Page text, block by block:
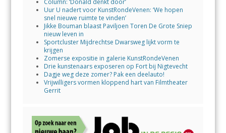
Column: ‘Donald denkt door’
Uur U nadert voor KunstRondeVenen: ‘We hopen
snel nieuwe ruimte te vinden’
Jikke Bouman blaast Paviljoen Toren De Grote Sniep
nieuw leven in
Sportcluster Mijdrechtse Dwarsweg lijkt vorm te
krijgen
Zomerse expositie in galerie KunstRondeVenen
Drie kunstenaars exposeren op Fort bij Nigtevecht
Dagje weg deze zomer? Pak een deelauto!
Vrijwilligers vormen kloppend hart van Filmtheater
Gerrit